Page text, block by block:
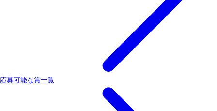
応募可能な賞一覧